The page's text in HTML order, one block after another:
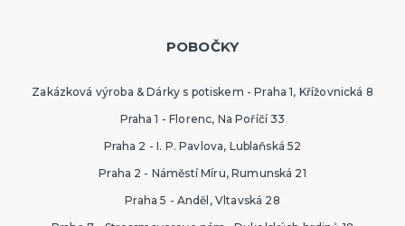
POBOČKY
Zakázková výroba & Dárky s potiskem - Praha 1, Křížovnická 8
Praha 1 - Florenc, Na Poříčí 33
Praha 2 - I. P. Pavlova, Lublaňská 52
Praha 2 - Náměstí Míru, Rumunská 21
Praha 5 - Anděl, Vltavská 28